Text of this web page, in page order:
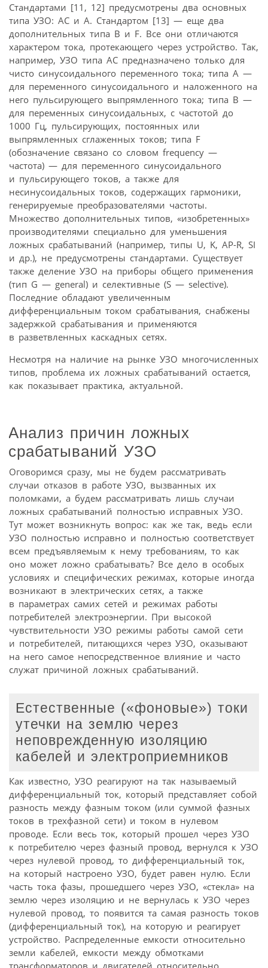
Стандартами [11, 12] предусмотрены два основных
типа УЗО: AC и A. Стандартом [13] — еще два
дополнительных типа В и F. Все они отличаются
характером тока, протекающего через устройство. Так,
например, УЗО типа АС предназначено только для
чисто синусоидального переменного тока; типа А —
для переменного синусоидального и наложенного на
него пульсирующего выпрямленного тока; типа В —
для переменных синусоидальных, с частотой до
1000 Гц, пульсирующих, постоянных или
выпрямленных сглаженных токов; типа F
(обозначение связано со словом frequency —
частота) — для переменного синусоидального
и пульсирующего токов, а также для
несинусоидальных токов, содержащих гармоники,
генерируемые преобразователями частоты.
Множество дополнительных типов, «изобретенных»
производителями специально для уменьшения
ложных срабатываний (например, типы U, K, AP-R, SI
и др.), не предусмотрены стандартами. Существует
также деление УЗО на приборы общего применения
(тип G — general) и селективные (S — selective).
Последние обладают увеличенным
дифференциальным током срабатывания, снабжены
задержкой срабатывания и применяются
в разветвленных каскадных сетях.
Несмотря на наличие на рынке УЗО многочисленных
типов, проблема их ложных срабатываний остается,
как показывает практика, актуальной.
Анализ причин ложных
срабатываний УЗО
Оговоримся сразу, мы не будем рассматривать
случаи отказов в работе УЗО, вызванных их
поломками, а будем рассматривать лишь случаи
ложных срабатываний полностью исправных УЗО.
Тут может возникнуть вопрос: как же так, ведь если
УЗО полностью исправно и полностью соответствует
всем предъявляемым к нему требованиям, то как
оно может ложно срабатывать? Все дело в особых
условиях и специфических режимах, которые иногда
возникают в электрических сетях, а также
в параметрах самих сетей и режимах работы
потребителей электроэнергии. При высокой
чувствительности УЗО режимы работы самой сети
и потребителей, питающихся через УЗО, оказывают
на него самое непосредственное влияние и часто
служат причиной ложных срабатываний.
Естественные («фоновые») токи
утечки на землю через
неповрежденную изоляцию
кабелей и электроприемников
Как известно, УЗО реагируют на так называемый
дифференциальный ток, который представляет собой
разность между фазным током (или суммой фазных
токов в трехфазной сети) и током в нулевом
проводе. Если весь ток, который прошел через УЗО
к потребителю через фазный провод, вернулся к УЗО
через нулевой провод, то дифференциальный ток,
на который настроено УЗО, будет равен нулю. Если
часть тока фазы, прошедшего через УЗО, «стекла» на
землю через изоляцию и не вернулась к УЗО через
нулевой провод, то появится та самая разность токов
(дифференциальный ток), на которую и реагирует
устройство. Распределенные емкости относительно
земли кабелей, емкости между обмотками
трансформаторов и двигателей относительно